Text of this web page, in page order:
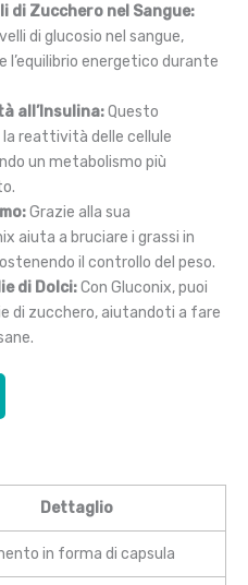
di Zucchero nel Sangue:
di glucosio nel sangue,
l’equilibrio energetico durante
all’Insulina:Questo
reattività delle cellule
un metabolismo più
Grazie alla sua
aiuta a bruciare i grassi in
il controllo del peso.
di Dolci:Con Gluconix, puoi
di zucchero, aiutandoti a fare
Dettaglio
in forma di capsula